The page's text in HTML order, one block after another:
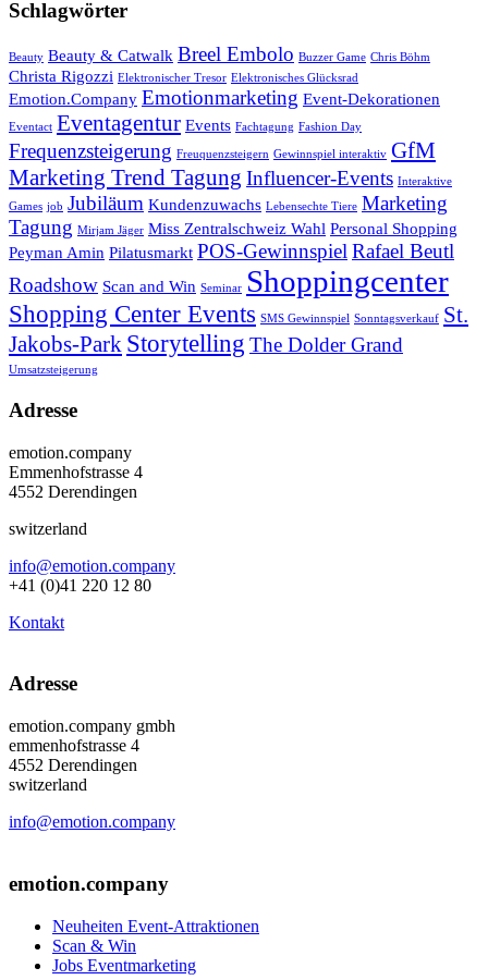
Schlagwörter
Beauty Beauty & Catwalk Breel Embolo Buzzer Game Chris Böhm
Christa Rigozzi Elektronischer Tresor Elektronisches Glücksrad
Emotion.Company Emotionmarketing Event-Dekorationen
Eventact Eventagentur Events Fachtagung Fashion Day
Frequenzsteigerung Freuquenzsteigern Gewinnspiel interaktiv GfM
Marketing Trend Tagung Influencer-Events Interaktive
Games job Jubiläum Kundenzuwachs Lebensechte Tiere Marketing
Tagung Mirjam Jäger Miss Zentralschweiz Wahl Personal Shopping
Peyman Amin Pilatusmarkt POS-GewinnspielRafael Beutl
Roadshow Scan and Win Seminar Shoppingcenter
Shopping Center Events SMS Gewinnspiel Sonntagsverkauf St.
Jakobs-Park Storytelling The Dolder Grand
Umsatzsteigerung
Adresse
emotion.company
Emmenhofstrasse 4
4552 Derendingen
switzerland
info@emotion.company
+41 (0)41 220 12 80
Kontakt
Adresse
emotion.company gmbh
emmenhofstrasse 4
4552 Derendingen
switzerland
info@emotion.company
emotion.company
Neuheiten Event-Attraktionen
Scan & Win
Jobs Eventmarketing